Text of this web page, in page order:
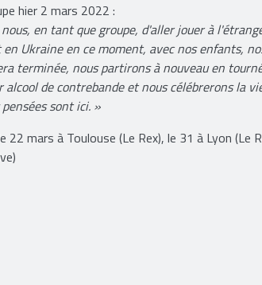
hier 2 mars 2022 :
en tant que groupe, d'aller jouer à
en Ukraine en ce moment, avec nos enfants,
terminée, nous partirons à nouveau en
de contrebande et nous célébrerons la
sont ici. »
22 mars à Toulouse (Le Rex), le 31 à Lyon (Le